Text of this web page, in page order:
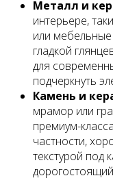
Металл и
интерьере,
или мебельные
гладкой
для
подчеркнуть
Камень и
мрамор или
премиум-
частности,
текстурой под